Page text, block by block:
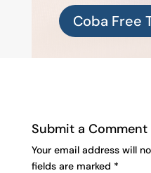
Coba Free
Submit a Comment
Your email address will
fields are marked *